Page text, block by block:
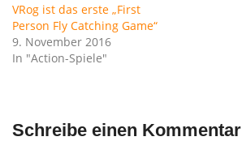
VRog ist das erste „First
Person Fly Catching Game“
9. November 2016
In "Action-Spiele"
Schreibe einen Kommentar